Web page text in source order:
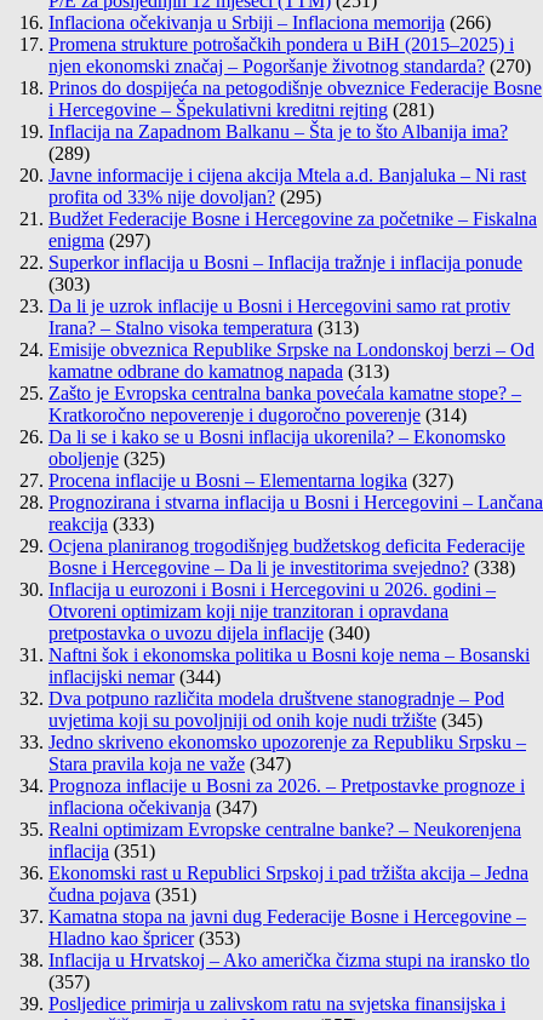
Inflaciona očekivanja u Srbiji – Inflaciona memorija (266)
Promena strukture potrošačkih pondera u BiH (2015–2025) i
njen ekonomski značaj – Pogoršanje životnog standarda? (270)
Prinos do dospijeća na petogodišnje obveznice Federacije Bosne
i Hercegovine – Špekulativni kreditni rejting (281)
Inflacija na Zapadnom Balkanu – Šta je to što Albanija ima?
(289)
Javne informacije i cijena akcija Mtela a.d. Banjaluka – Ni rast
profita od 33% nije dovoljan? (295)
Budžet Federacije Bosne i Hercegovine za početnike – Fiskalna
enigma (297)
Superkor inflacija u Bosni – Inflacija tražnje i inflacija ponude
(303)
Da li je uzrok inflacije u Bosni i Hercegovini samo rat protiv
Irana? – Stalno visoka temperatura (313)
Emisije obveznica Republike Srpske na Londonskoj berzi – Od
kamatne odbrane do kamatnog napada (313)
Zašto je Evropska centralna banka povećala kamatne stope? –
Kratkoročno nepoverenje i dugoročno poverenje (314)
Da li se i kako se u Bosni inflacija ukorenila? – Ekonomsko
oboljenje (325)
Procena inflacije u Bosni – Elementarna logika (327)
Prognozirana i stvarna inflacija u Bosni i Hercegovini – Lančana
reakcija (333)
Ocjena planiranog trogodišnjeg budžetskog deficita Federacije
Bosne i Hercegovine – Da li je investitorima svejedno? (338)
Inflacija u eurozoni i Bosni i Hercegovini u 2026. godini –
Otvoreni optimizam koji nije tranzitoran i opravdana
pretpostavka o uvozu dijela inflacije (340)
Naftni šok i ekonomska politika u Bosni koje nema – Bosanski
inflacijski nemar (344)
Dva potpuno različita modela društvene stanogradnje – Pod
uvjetima koji su povoljniji od onih koje nudi tržište (345)
Jedno skriveno ekonomsko upozorenje za Republiku Srpsku –
Stara pravila koja ne važe (347)
Prognoza inflacije u Bosni za 2026. – Pretpostavke prognoze i
inflaciona očekivanja (347)
Realni optimizam Evropske centralne banke? – Neukorenjena
inflacija (351)
Ekonomski rast u Republici Srpskoj i pad tržišta akcija – Jedna
čudna pojava (351)
Kamatna stopa na javni dug Federacije Bosne i Hercegovine –
Hladno kao špricer (353)
Inflacija u Hrvatskoj – Ako američka čizma stupi na iransko tlo
(357)
Posljedice primirja u zalivskom ratu na svjetska finansijska i